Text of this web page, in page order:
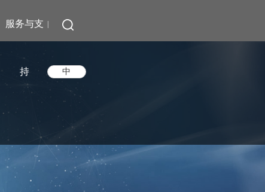
服务与支
持 中